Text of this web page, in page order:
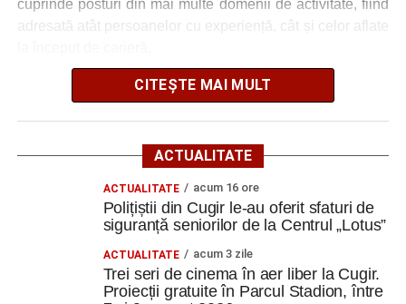
persoane
DEZVOLTAREA
PROIECTULUI
STAR
DOCUMENTARIST
ORDONANTARE
LOGISTICA
1 0258806100
preferată pe Google
cuprinde posturi din mai multe domenii de activitate, fiind
adresată atât persoanelor cu experiență, cât și celor aflate
Cei interesați pot consulta toate locurile de muncă
– Locuri de muncă vacante”. De asemenea, informații
agenția teritorială de care aparține persoana aflată în
căutarea unui loc de muncă.
Lista publicată de AJOFM Alba include, pe lângă
denumirea posturilor vacante din Cugir, și datele de
CITEȘTE MAI MULT
ACTUALITATE
ACTUALITATE acum 16 ore
Polițiștii din Cugir le-au oferit sfaturi de
siguranță seniorilor de la Centrul „Lotus”
ACTUALITATE acum 3 zile
Trei seri de cinema în aer liber la Cugir.
Proiecții gratuite în Parcul Stadion, între